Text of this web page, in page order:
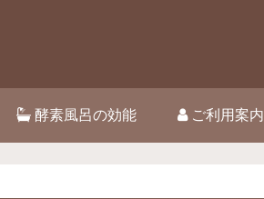
酵素風呂の効能 ご利用案内